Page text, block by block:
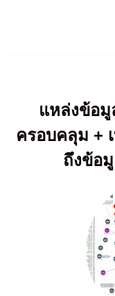
แหล่งข้อมู
ครอบคลุม +
ถึงข้อ